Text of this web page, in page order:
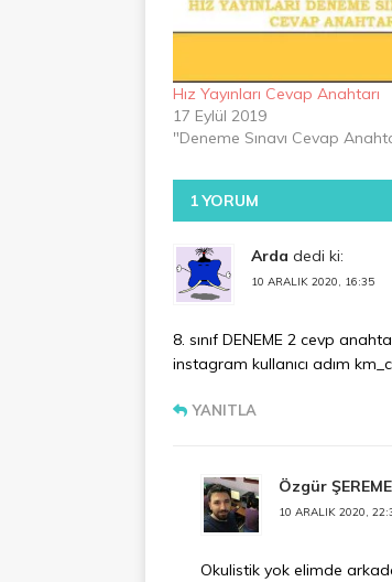
Hız Yayınları Cevap Anahtarı
17 Eylül 2019
"Deneme Sınavı Cevap
1 YORUM
Arda dedi ki:
10 ARALIK 2020, 16:35
8. sınıf DENEME 2 cevp
instagram kullanıcı adım
YANITLA
Özgür
10 ARALIK 2020,
Okulistik yok elimde